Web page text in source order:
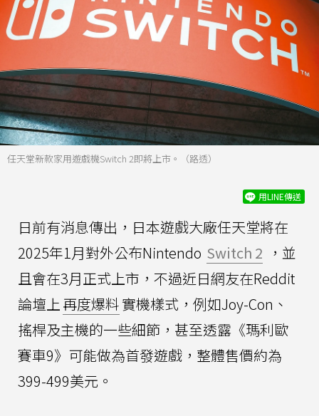
任天堂新款家用遊戲機Switch 2即將上市。（路透）
用LINE傳送
日前有消息傳出，日本遊戲大廠任天堂將在
2025年1月對外公布Nintendo Switch 2 ，並
且會在3月正式上市，不過近日網友在Reddit
論壇上 再度爆料實機樣式，例如Joy-Con、
搖桿及主機的一些細節，甚至透露《瑪利歐
賽車9》可能做為首發遊戲，整體售價約為
399-499美元。